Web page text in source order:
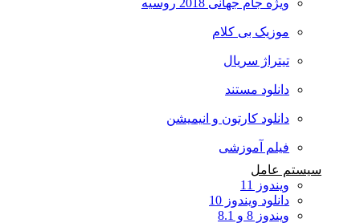
ویژه جام جهانی 2018 روسیه
موزیک بی کلام
تیتراژ سریال
دانلود مستند
دانلود کارتون و انیمیشن
فیلم آموزشی
سیستم عامل
ویندوز 11
دانلود ویندوز 10
ویندوز 8 و 8.1